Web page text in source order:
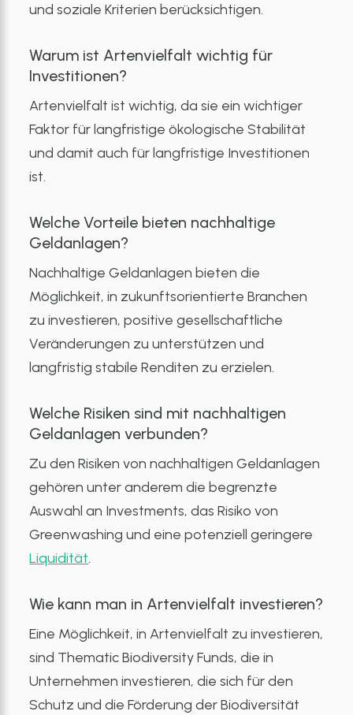
und soziale Kriterien berücksichtigen.
Warum ist Artenvielfalt wichtig für
Investitionen?
Artenvielfalt ist wichtig, da sie ein wichtiger
Faktor für langfristige ökologische Stabilität
und damit auch für langfristige Investitionen
ist.
Welche Vorteile bieten nachhaltige
Geldanlagen?
Nachhaltige Geldanlagen bieten die
Möglichkeit, in zukunftsorientierte Branchen
zu investieren, positive gesellschaftliche
Veränderungen zu unterstützen und
langfristig stabile Renditen zu erzielen.
Welche Risiken sind mit nachhaltigen
Geldanlagen verbunden?
Zu den Risiken von nachhaltigen Geldanlagen
gehören unter anderem die begrenzte
Auswahl an Investments, das Risiko von
Greenwashing und eine potenziell geringere
Liquidität.
Wie kann man in Artenvielfalt investieren?
Eine Möglichkeit, in Artenvielfalt zu investieren,
sind Thematic Biodiversity Funds, die in
Unternehmen investieren, die sich für den
Schutz und die Förderung der Biodiversität